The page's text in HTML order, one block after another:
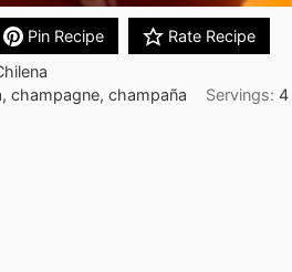
Pin Recipe
Rate Recipe
champagne, champaña Servings:4